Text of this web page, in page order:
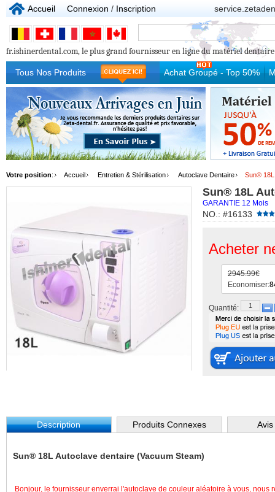
Accueil Connexion / Inscription
fr.ishinerdental.com, le plus grand fournisseur en ligne du matériel dentaire
Tous Nos Produits Achat Groupé - Top 50%
Votre position: Accueil Entretien & Stérilisation Autoclave Dentaire Sun®
Sun® 18L
GARANTIE 12 Mois
NO.: #16133
Acheter
2945.99€
Economiser:
Quantité:
Description Produits Connexes
Sun® 18L Autoclave dentaire (Vacuum Steam)
Bonjour, le fournisseur enverrai l'autoclave de couleur aléatoire à vous, nous